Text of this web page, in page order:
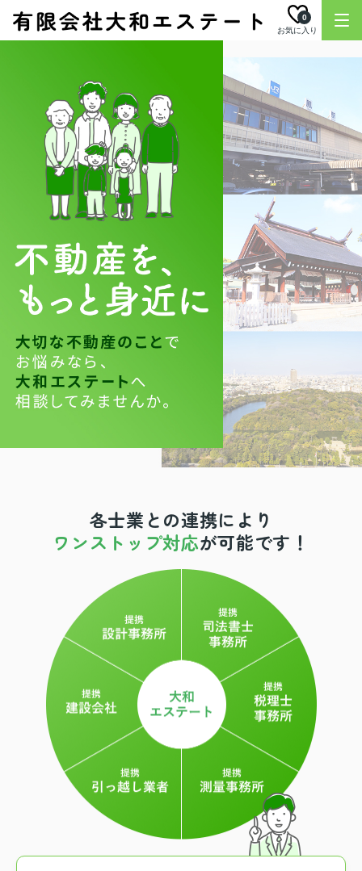
お気に入り
0
各士業との連携により
ワンストップ対応が可能です！